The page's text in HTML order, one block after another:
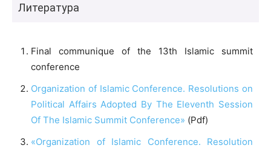
Литература
Final communique of the 13th Islamic summit
conference
Organization of Islamic Conference. Resolutions on
Political Affairs Adopted By The Eleventh Session
Of The Islamic Summit Conference» (Pdf)
«Organization of Islamic Conference. Resolution